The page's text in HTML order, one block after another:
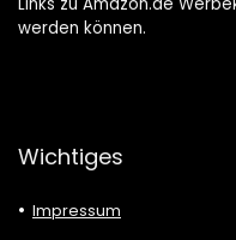
Links zu Amazon.de
werden können.
Wichtiges
Impressum